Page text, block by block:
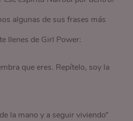
algunas de sus frases más
llenes de Girl Power:
que eres. Repítelo, soy la
la mano y a seguir viviendo”